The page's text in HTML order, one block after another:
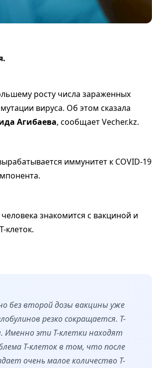
росту числа зараженных
вируса. Об этом сказала
Агибаева, сообщает Vecher.kz.
иммунитет к COVID-19
знакомится с вакциной и
клеток.
без второй дозы вакцины уже
резко сокращается. Т-
Именно эти Т-клетки находят
Т-клеток в том, что после
очень малое количество Т-